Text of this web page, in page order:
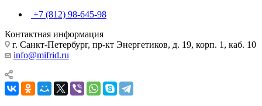
+7 (812) 98-645-98
Контактная информация
г. Санкт-Петербург, пр-кт Энергетиков, д. 19, корп. 1, каб. 10
info@mifrid.ru